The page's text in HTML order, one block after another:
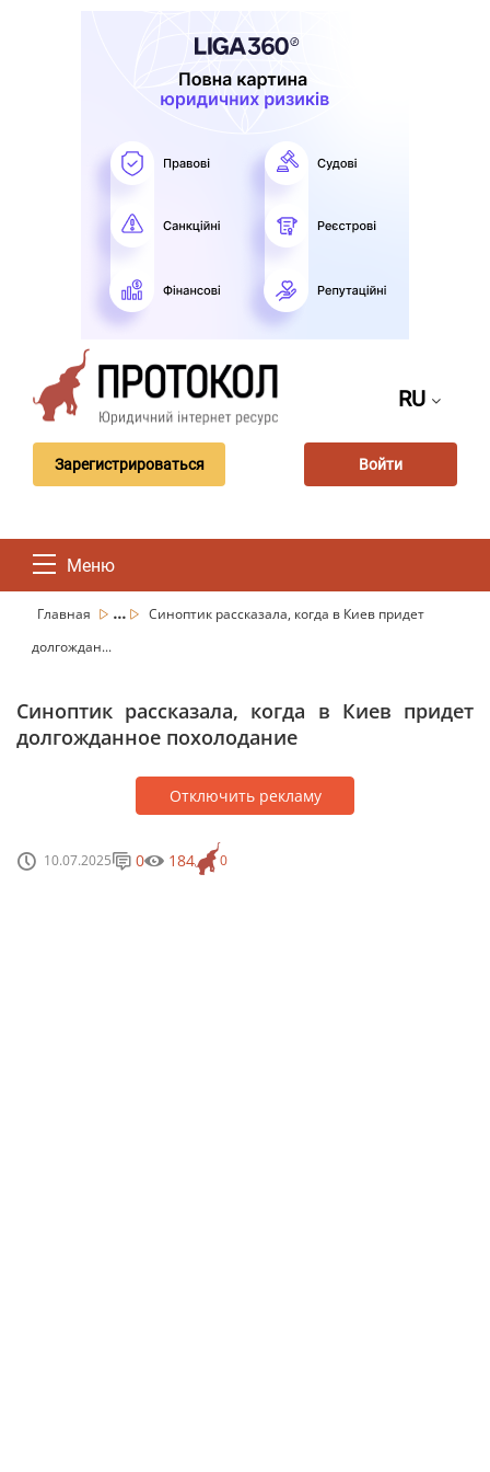
RU
Зарегистрироваться Войти
Меню
Главная ...
Синоптик рассказала, когда в Киев придет
долгождан...
Синоптик рассказала, когда в Киев придет
долгожданное похолодание
Отключить рекламу
10.07.2025 0
0 184